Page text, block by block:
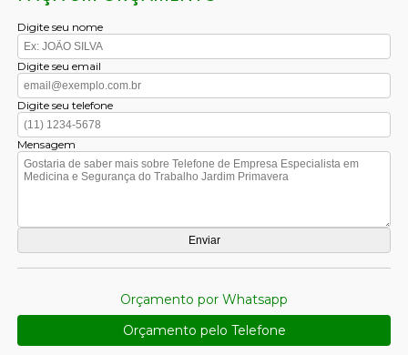
Digite seu nome
Digite seu email
Digite seu telefone
Mensagem
Orçamento por Whatsapp
Orçamento pelo Telefone